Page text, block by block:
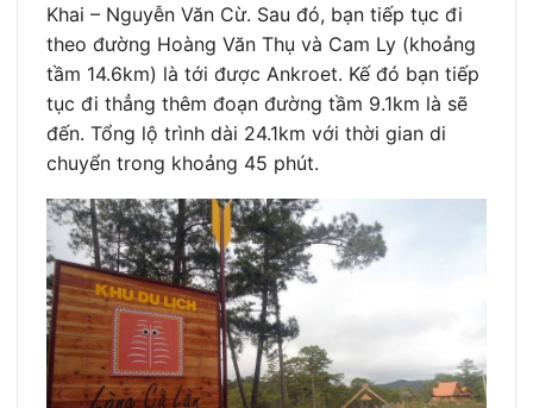
Khai – Nguyễn Văn Cừ. Sau đó, bạn tiếp tục đi
theo đường Hoàng Văn Thụ và Cam Ly (khoảng
tầm 14.6km) là tới được Ankroet. Kế đó bạn tiếp
tục đi thẳng thêm đoạn đường tầm 9.1km là sẽ
đến. Tổng lộ trình dài 24.1km với thời gian di
chuyển trong khoảng 45 phút.